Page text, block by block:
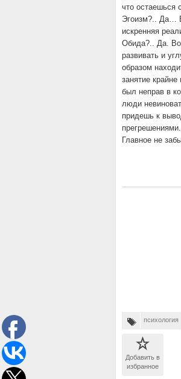
что остаешься
Эгоизм?.. Да…
искренняя
Обида?.. Да.
развивать и
образом
занятие
был неправ в
люди
придешь к
прегрешениями.
Главное не
психология
Добавить в
избранное